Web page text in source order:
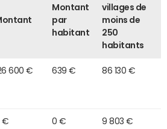
Montant
par
habitant
villages de
moins de
250
habitants
600 € 639 € 86 130 €
€ 0 € 9 803 €